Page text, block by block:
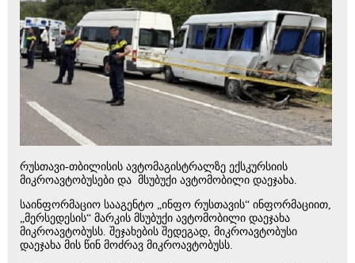
რუსთავი-თბილისის ავტომაგისტრალზე ექსკურსიის
მიკროავტობუსები და მსუბუქი ავტომობილი დაეჯახა.
საინფორმაციო სააგენტო „ინფო რუსთავის“ ინფორმაციით,
„მერსედესის“ მარკის მსუბუქი ავტომობილი დაეჯახა
მიკროავტობუსს. შეჯახების შედეგად, მიკროავტობუსი
დაეჯახა მის წინ მოძრავ მიკროავტობუსს.